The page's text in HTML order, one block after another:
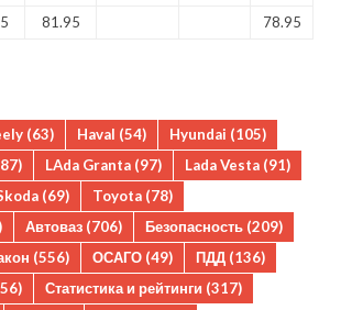
81.95 78.95
(63) Haval (54) Hyundai (105)
LAda Granta (97) Lada Vesta (91)
(69) Toyota (78)
Автоваз (706) Безопасность (209)
(556) ОСАГО (49) ПДД (136)
Статистика и рейтинги (317)